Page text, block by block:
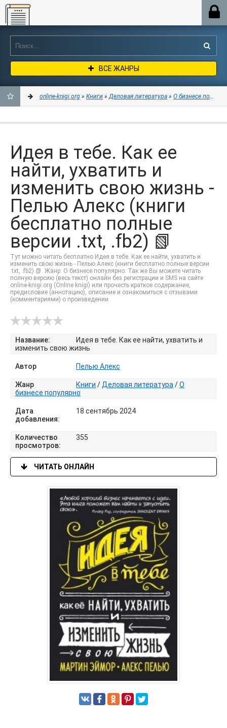
Online-knigi.org
ВСЕ ЖАНРЫ
ЗАКЛАДКИ
online-knigi.org » Книги »Деловая литература » О бизнесе
Идея в тебе. Как ее
найти, ухватить и
изменить свою жизнь -
Пелью Алекс (книги
бесплатно полные
версии .txt, .fb2) 📗
Тут можно читать бесплатно Идея в тебе. Как ее найти, ухватить и
изменить свою жизнь - Пелью Алекс (книги бесплатно полные версии
.txt, .fb2) 📗. Жанр: О бизнесе популярно. Так же Вы можете читать
полную версию (весь текст) онлайн без регистрации и SMS на сайте
online-knigi.org (Online knigi) или прочесть краткое содержание,
предисловие (аннотацию), описание и ознакомиться с отзывами
(комментариями) о произведении.
Название:
Идея в тебе. Как ее найти, ухватить и
изменить свою жизнь
Автор Пелью Алекс
Жанр Книги / Деловая литература /О
бизнесе популярно
Дата
добавления:
18 сентябрь 2024
Количество
просмотров:
355
ЧИТАТЬ ОНЛАЙН